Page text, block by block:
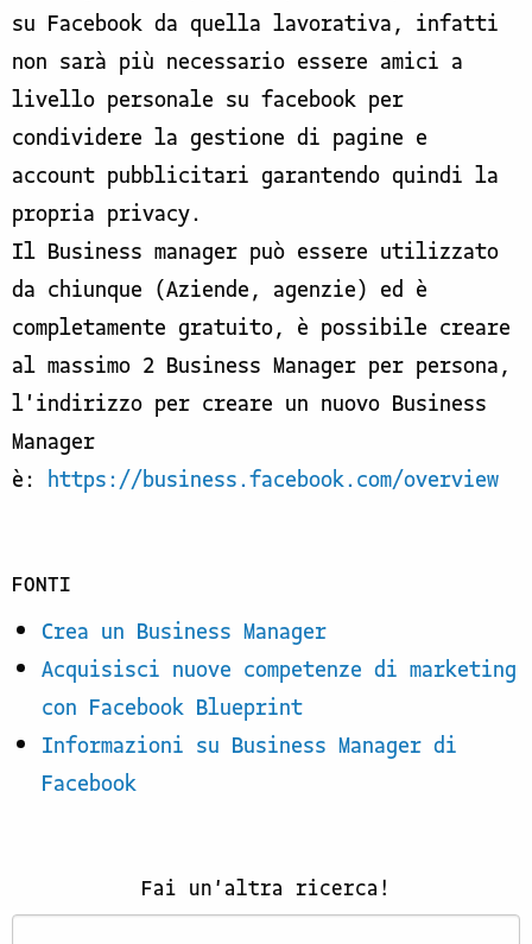
su Facebook da quella lavorativa, infatti
non sarà più necessario essere amici a
livello personale su facebook per
condividere la gestione di pagine e
account pubblicitari garantendo quindi la
propria privacy.
Il Business manager può essere utilizzato
da chiunque (Aziende, agenzie) ed è
completamente gratuito, è possibile creare
al massimo 2 Business Manager per persona,
l'indirizzo per creare un nuovo Business
Manager
è: https://business.facebook.com/overview
FONTI
Crea un Business Manager
Acquisisci nuove competenze di marketing
con Facebook Blueprint
Informazioni su Business Manager di
Facebook
Fai un'altra ricerca!